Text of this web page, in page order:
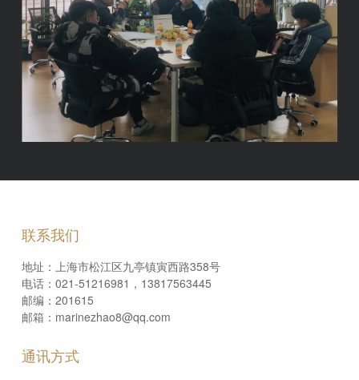
联系我们
地址：上海市松江区九亭镇寅西路358号
电话：021-51216981，13817563445
邮编：201615
邮箱：marinezhao8@qq.com
通讯方式